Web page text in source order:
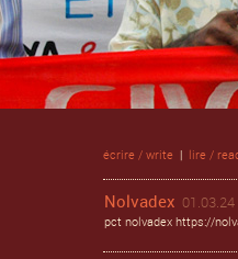
écrire / write | lire /
Nolvadex 01.03.24
pct nolvadex https://